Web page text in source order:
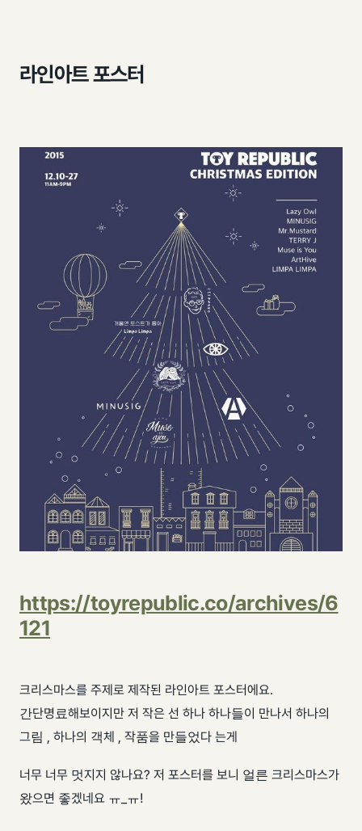
라인아트 포스터
https://toyrepublic.co/archives/6
121
크리스마스를 주제로 제작된 라인아트 포스터에요.
간단명료해보이지만 저 작은 선 하나 하나들이 만나서 하나의
그림 , 하나의 객체 , 작품을 만들었다 는게
너무 너무 멋지지 않나요? 저 포스터를 보니 얼른 크리스마스가
왔으면 좋겠네요 ㅠ_ㅠ!